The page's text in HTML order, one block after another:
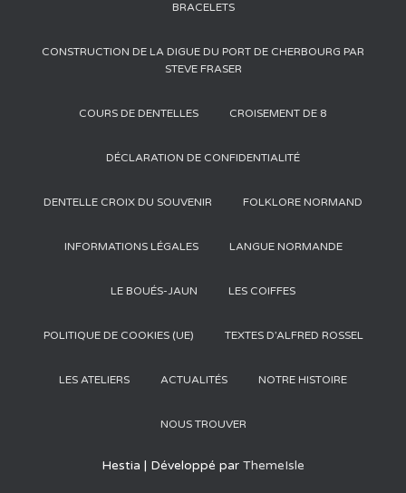
BRACELETS
CONSTRUCTION DE LA DIGUE DU PORT DE CHERBOURG PAR
STEVE FRASER
COURS DE DENTELLES CROISEMENT DE 8
DÉCLARATION DE CONFIDENTIALITÉ
DENTELLE CROIX DU SOUVENIR FOLKLORE NORMAND
INFORMATIONS LÉGALES LANGUE NORMANDE
LE BOUÉS-JAUN LES COIFFES
POLITIQUE DE COOKIES (UE) TEXTES D’ALFRED ROSSEL
LES ATELIERS ACTUALITÉS NOTRE HISTOIRE
NOUS TROUVER
Hestia | Développé par ThemeIsle